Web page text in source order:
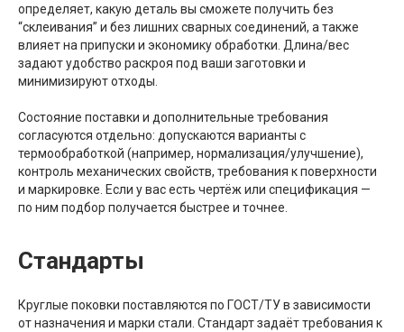
определяет, какую деталь вы сможете получить без
“склеивания” и без лишних сварных соединений, а также
влияет на припуски и экономику обработки. Длина/вес
задают удобство раскроя под ваши заготовки и
минимизируют отходы.
Состояние поставки и дополнительные требования
согласуются отдельно: допускаются варианты с
термообработкой (например, нормализация/улучшение),
контроль механических свойств, требования к поверхности
и маркировке. Если у вас есть чертёж или спецификация —
по ним подбор получается быстрее и точнее.
Стандарты
Круглые поковки поставляются по ГОСТ/ТУ в зависимости
от назначения и марки стали. Стандарт задаёт требования к